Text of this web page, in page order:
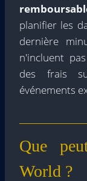
planifier les
dernière
n'incluent
des frais
événements
Que
World ?